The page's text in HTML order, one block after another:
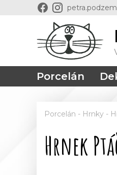
Porcelán
Porcelán - Hrnky -
Hrnek